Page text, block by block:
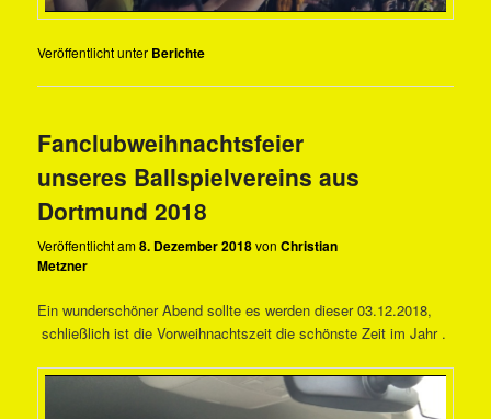
Veröffentlicht unter Berichte
Fanclubweihnachtsfeier
unseres Ballspielvereins aus
Dortmund 2018
Veröffentlicht am8. Dezember 2018vonChristian
Metzner
Ein wunderschöner Abend sollte es werden dieser 03.12.2018,
schließlich ist die Vorweihnachtszeit die schönste Zeit im Jahr .